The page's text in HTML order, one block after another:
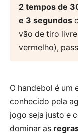
2 tempos de
e 3 segundos
vão de tiro
vermelho),
O handebol é
conhecido pela
jogo seja justo e
dominar as